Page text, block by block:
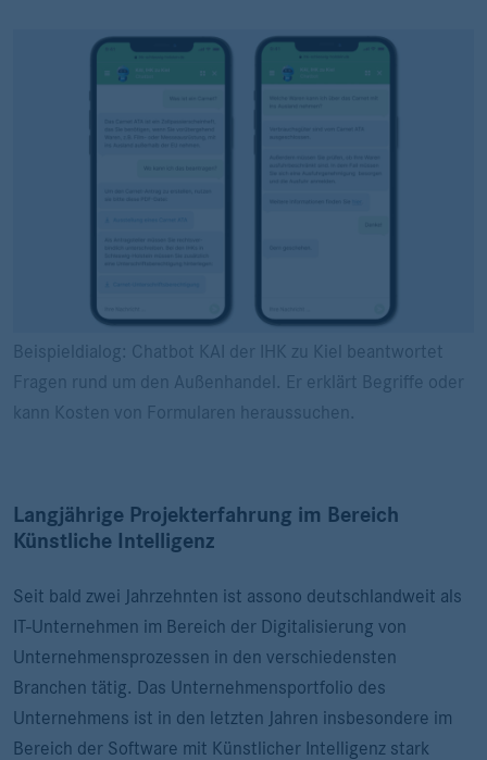
Beispieldialog: Chatbot KAI der IHK zu Kiel beantwortet
Fragen rund um den Außenhandel. Er erklärt Begriffe oder
kann Kosten von Formularen heraussuchen.
Langjährige Projekterfahrung im Bereich
Künstliche Intelligenz
Seit bald zwei Jahrzehnten ist assono deutschlandweit als
IT-Unternehmen im Bereich der Digitalisierung von
Unternehmensprozessen in den verschiedensten
Branchen tätig. Das Unternehmensportfolio des
Unternehmens ist in den letzten Jahren insbesondere im
Bereich der Software mit Künstlicher Intelligenz stark